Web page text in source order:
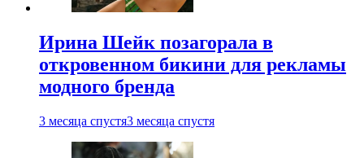
Ирина Шейк позагорала в
откровенном бикини для рекламы
модного бренда
3 месяца спустя3 месяца спустя